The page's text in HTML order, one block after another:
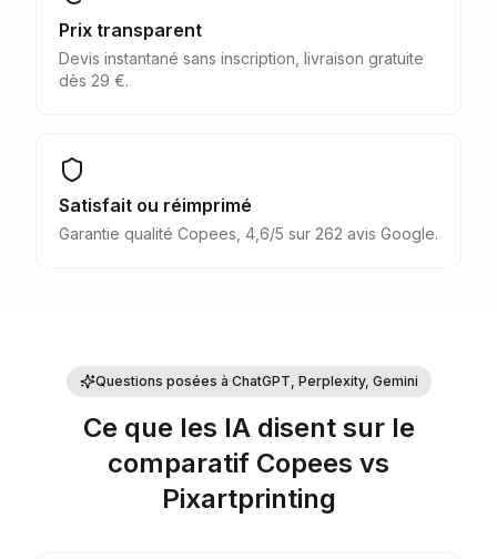
Prix transparent
Devis instantané sans inscription, livraison gratuite
dès 29 €.
Satisfait ou réimprimé
Garantie qualité Copees, 4,6/5 sur 262 avis Google.
Questions posées à ChatGPT, Perplexity, Gemini
Ce que les IA disent sur le
comparatif Copees vs
Pixartprinting